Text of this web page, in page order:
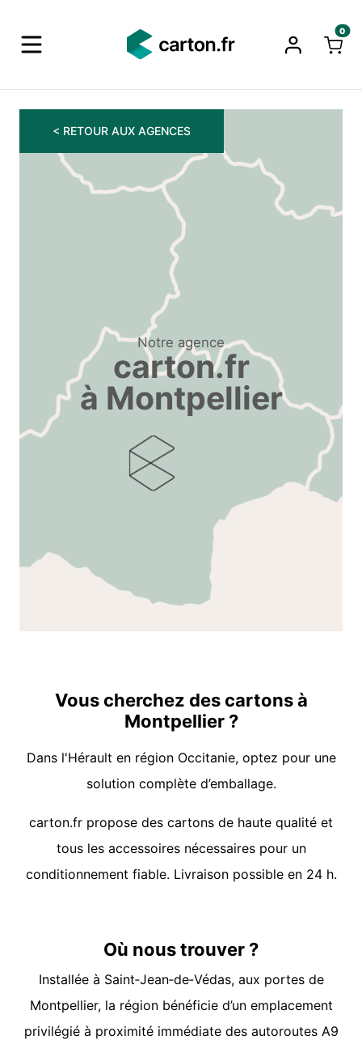
0
< RETOUR AUX AGENCES
Notre agence
carton.fr
à Montpellier
Vous cherchez des cartons à
Montpellier ?
Dans l'Hérault en région Occitanie, optez pour une
solution complète d’emballage.
carton.fr propose des cartons de haute qualité et
tous les accessoires nécessaires pour un
conditionnement fiable. Livraison possible en 24 h.
Où nous trouver ?
Installée à Saint‑Jean‑de‑Védas, aux portes de
Montpellier, la région bénéficie d’un emplacement
privilégié à proximité immédiate des autoroutes A9